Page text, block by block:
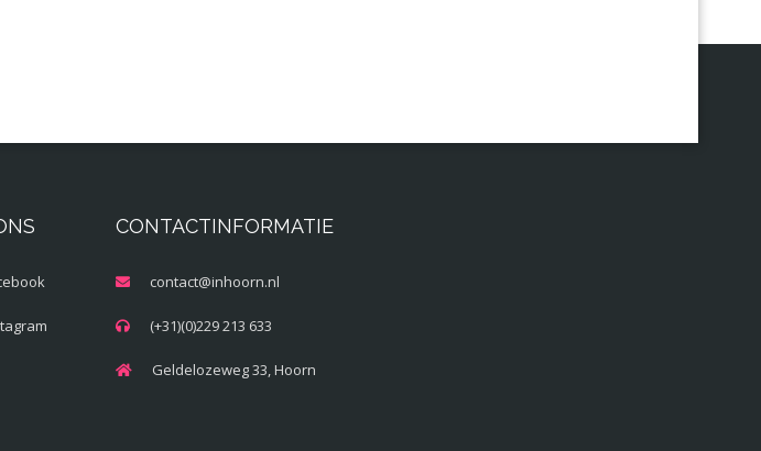
CONTACTINFORMATIE
contact@inhoorn.nl
(+31)(0)229 213 633
Geldelozeweg 33, Hoorn